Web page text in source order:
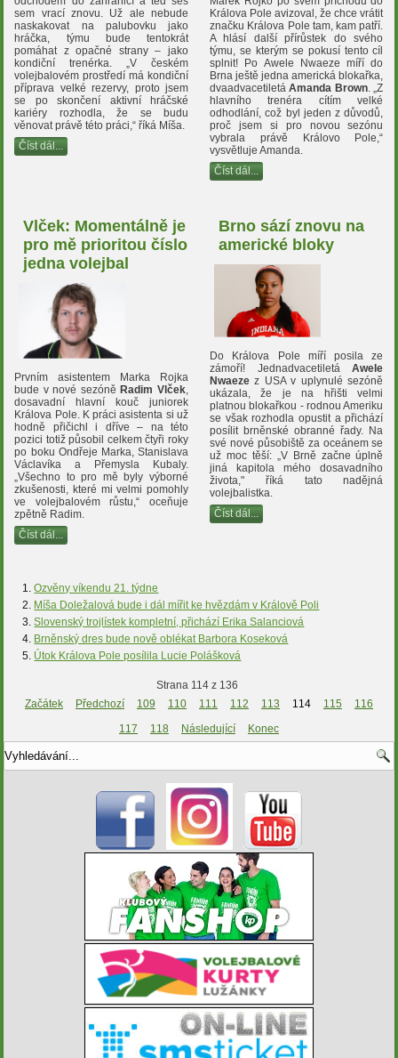
sem vrací znovu. Už ale nebude
naskakovat na palubovku jako
hráčka, týmu bude tentokrát
pomáhat z opačné strany – jako
kondiční trenérka. „V českém
volejbalovém prostředí má kondiční
příprava velké rezervy, proto jsem
se po skončení aktivní hráčské
kariéry rozhodla, že se budu
věnovat právě této práci,“ říká Míša.
Číst dál...
Králova Pole avizoval, že chce vrátit
značku Králova Pole tam, kam patří.
A hlásí další přírůstek do svého
týmu, se kterým se pokusí tento cíl
splnit! Po Awele Nwaeze míří do
Brna ještě jedna americká blokařka,
dvaadvacetiletáAmanda Brown. „Z
hlavního trenéra cítím velké
odhodlání, což byl jeden z důvodů,
proč jsem si pro novou sezónu
vybrala právě Královo Pole,“
vysvětluje Amanda.
Číst dál...
Vlček: Momentálně je
pro mě prioritou číslo
jedna volejbal
Prvním asistentem Marka Rojka
bude v nové sezóněRadim Vlček,
dosavadní hlavní kouč juniorek
Králova Pole. K práci asistenta si už
hodně přičichl i dříve – na této
pozici totiž působil celkem čtyři roky
po boku Ondřeje Marka, Stanislava
Václavíka a Přemysla Kubaly.
„Všechno to pro mě byly výborné
zkušenosti, které mi velmi pomohly
ve volejbalovém růstu,“ oceňuje
zpětně Radim.
Číst dál...
Brno sází znovu na
americké bloky
Do Králova Pole míří posila ze
zámoří! JednadvacetiletáAwele
Nwaezez USA v uplynulé sezóně
ukázala, že je na hřišti velmi
platnou blokařkou - rodnou Ameriku
se však rozhodla opustit a přichází
posílit brněnské obranné řady. Na
své nové působiště za oceánem se
už moc těší: „V Brně začne úplně
jiná kapitola mého dosavadního
života," říká tato nadějná
volejbalistka.
Číst dál...
Ozvěny víkendu 21. týdne
Míša Doležalová bude i dál mířit ke hvězdám v Králově Poli
Slovenský trojlístek kompletní, přichází Erika Salanciová
Brněnský dres bude nově oblékat Barbora Koseková
Útok Králova Pole posílila Lucie Polášková
Strana 114 z 136
Začátek
Předchozí 109 110 111 112 113 114 115
116
117
118 Následující Konec